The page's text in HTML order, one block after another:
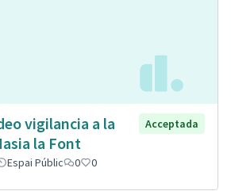
vigilancia a la
la Font
Acceptada
Espai Públic 0 0